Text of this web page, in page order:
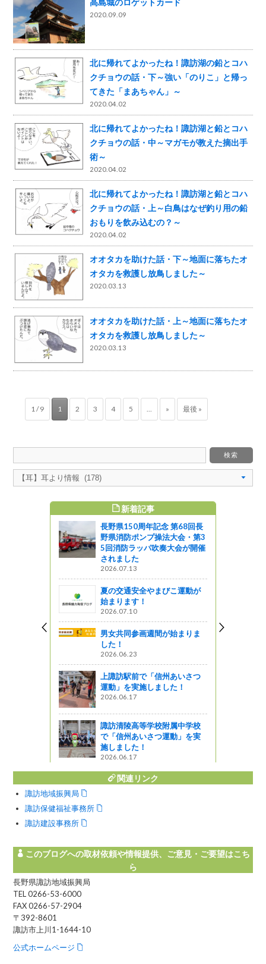
高島城のロゲットカード
2020.09.09
北に帰れてよかったね！諏訪湖の鉛とコハ
クチョウの話・下～強い「のりこ」と帰っ
てきた「まあちゃん」～
2020.04.02
北に帰れてよかったね！諏訪湖と鉛とコハ
クチョウの話・中～マガモが教えた摘出手
術～
2020.04.02
北に帰れてよかったね！諏訪湖と鉛とコハ
クチョウの話・上～白鳥はなぜ釣り用の鉛
おもりを飲み込むの？～
2020.04.02
オオタカを助けた話・下～地面に落ちたオ
オタカを救護し放鳥しました～
2020.03.13
オオタカを助けた話・上～地面に落ちたオ
オタカを救護し放鳥しました～
2020.03.13
1 / 9 1 2 3 4 5 » 最後 »
新着記事
長野県150周年記念 第68回長
野県消防ポンプ操法大会・第3
5回消防ラッパ吹奏大会が開催
されました
2026.07.13
夏の交通安全やまびこ運動が
始まります！
2026.07.10
男女共同参画週間が始まりま
した！
2026.06.23
上諏訪駅前で「信州あいさつ
運動」を実施しました！
2026.06.17
諏訪清陵高等学校附属中学校
で「信州あいさつ運動」を実
施しました！
2026.06.17
関連リンク
諏訪地域振興局
諏訪保健福祉事務所
諏訪建設事務所
このブログへの取材依頼や情報提供、ご意見・ご要望はこち
ら
長野県諏訪地域振興局
TEL 0266-53-6000
FAX 0266-57-2904
〒392-8601
諏訪市上川1-1644-10
公式ホームページ